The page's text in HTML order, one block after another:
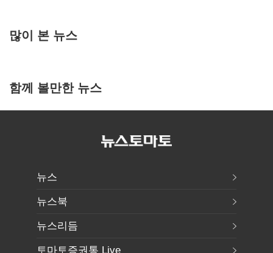
많이 본 뉴스
함께 볼만한 뉴스
뉴스
뉴스북
뉴스리듬
토마토증권통 Live